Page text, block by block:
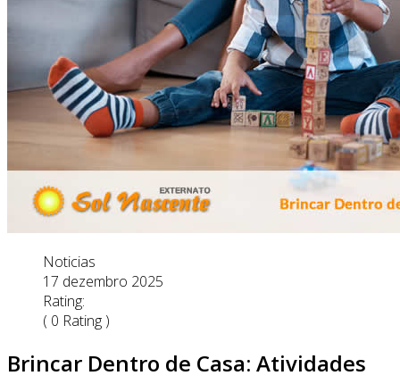
Noticias
17 dezembro 2025
Rating:
( 0 Rating )
Brincar Dentro de Casa: Atividades